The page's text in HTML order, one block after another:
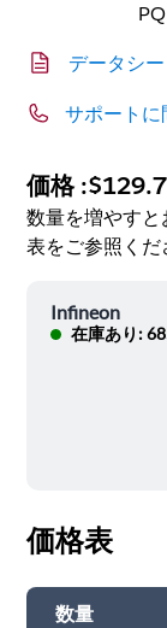
データシー
サポートに
価格 :
数量を増やす
表をご参照くだ
Infineon
在庫あり:
価格表
数量